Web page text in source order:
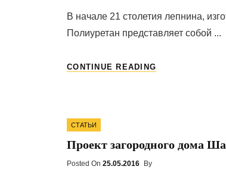
В начале 21 столетия лепнина,
Полиуретан представляет собой ...
CONTINUE READING
Categories
СТАТЬИ
Проект загородного дома
Posted On Posted
25.05.2016 By